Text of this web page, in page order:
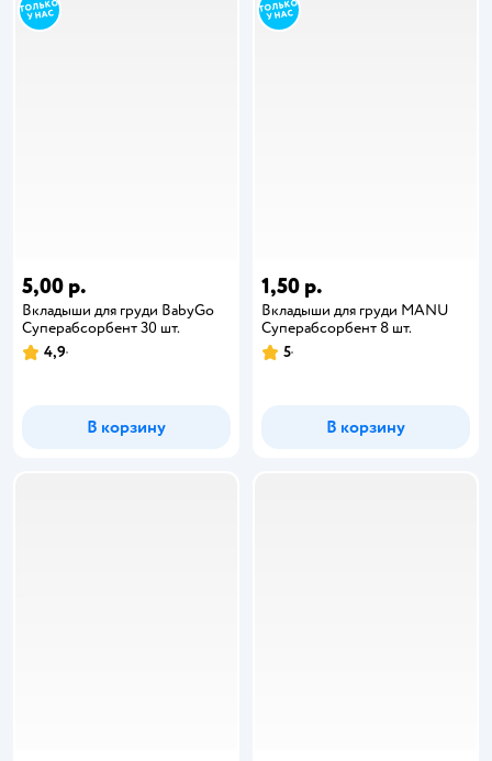
5,00 р.
Вкладыши для груди BabyGo
Суперабсорбент 30 шт.
4,9
В корзину
1,50 р.
Вкладыши для груди MANU
Суперабсорбент 8 шт.
5
В корзину